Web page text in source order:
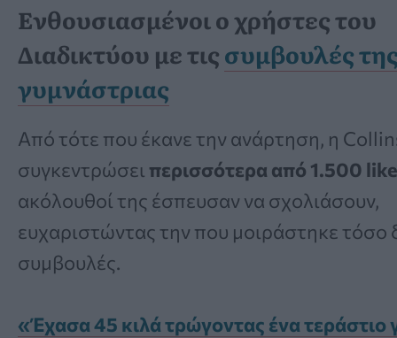
Ενθουσιασμένοι ο χρήστες του
Διαδικτύου με τιςσυμβουλές
γυμνάστριας
Από τότε που έκανε την ανάρτηση, η
συγκεντρώσει περισσότερα από 1.500
ακόλουθοί της έσπευσαν να σχολιάσουν,
ευχαριστώντας την που μοιράστηκε τόσο
συμβουλές.
«Έχασα 45 κιλά τρώγοντας ένα τεράστιο